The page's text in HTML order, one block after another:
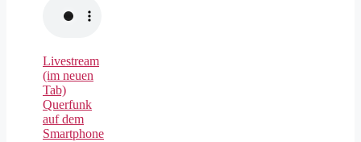
Livestream
(im neuen
Tab)
Querfunk
auf dem
Smartphone